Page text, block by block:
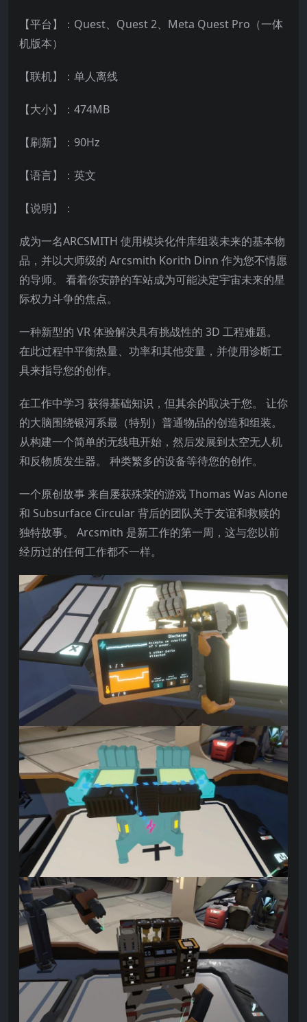
【平台】：Quest、Quest 2、Meta Quest Pro（一体
机版本）
【联机】：单人离线
【大小】：474MB
【刷新】：90Hz
【语言】：英文
【说明】：
成为一名ARCSMITH 使用模块化件库组装未来的基本物
品，并以大师级的 Arcsmith Korith Dinn 作为您不情愿
的导师。 看着你安静的车站成为可能决定宇宙未来的星
际权力斗争的焦点。
一种新型的 VR 体验解决具有挑战性的 3D 工程难题。
在此过程中平衡热量、功率和其他变量，并使用诊断工
具来指导您的创作。
在工作中学习 获得基础知识，但其余的取决于您。 让你
的大脑围绕银河系最（特别）普通物品的创造和组装。
从构建一个简单的无线电开始，然后发展到太空无人机
和反物质发生器。 种类繁多的设备等待您的创作。
一个原创故事 来自屡获殊荣的游戏 Thomas Was Alone
和 Subsurface Circular 背后的团队关于友谊和救赎的
独特故事。 Arcsmith 是新工作的第一周，这与您以前
经历过的任何工作都不一样。